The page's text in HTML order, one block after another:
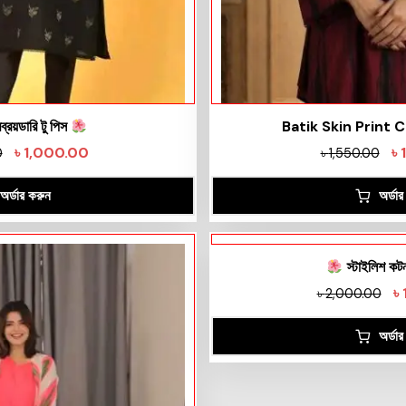
টু পিস
৳1,000.00
অর্ডার করুন
Batik Skin Print
৳1,550.00 ৳
স্টাইলিশ
৳2,000.00 ৳